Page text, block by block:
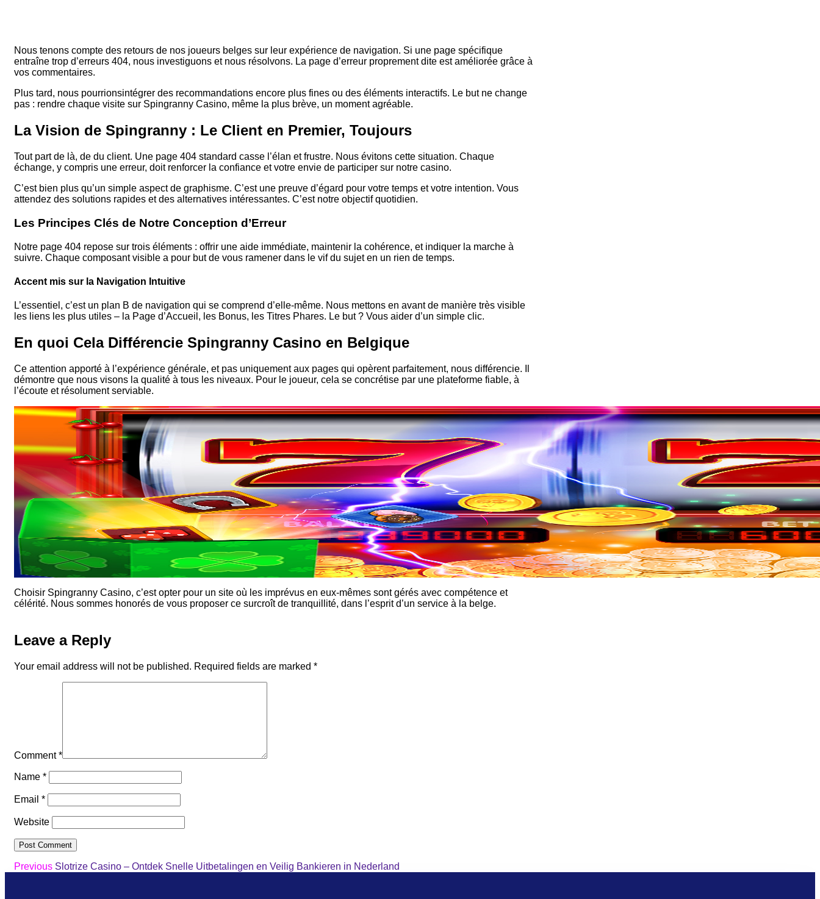
Nous tenons compte des retours de nos joueurs belges sur leur expérience de navigation. Si une page spécifique
entraîne trop d’erreurs 404, nous investiguons et nous résolvons. La page d’erreur proprement dite est améliorée grâce à
vos commentaires.
Plus tard, nous pourrionsintégrer des recommandations encore plus fines ou des éléments interactifs. Le but ne change
pas : rendre chaque visite sur Spingranny Casino, même la plus brève, un moment agréable.
La Vision de Spingranny : Le Client en Premier, Toujours
Tout part de là, de du client. Une page 404 standard casse l’élan et frustre. Nous évitons cette situation. Chaque
échange, y compris une erreur, doit renforcer la confiance et votre envie de participer sur notre casino.
C’est bien plus qu’un simple aspect de graphisme. C’est une preuve d’égard pour votre temps et votre intention. Vous
attendez des solutions rapides et des alternatives intéressantes. C’est notre objectif quotidien.
Les Principes Clés de Notre Conception d’Erreur
Notre page 404 repose sur trois éléments : offrir une aide immédiate, maintenir la cohérence, et indiquer la marche à
suivre. Chaque composant visible a pour but de vous ramener dans le vif du sujet en un rien de temps.
Accent mis sur la Navigation Intuitive
L’essentiel, c’est un plan B de navigation qui se comprend d’elle-même. Nous mettons en avant de manière très visible
les liens les plus utiles – la Page d’Accueil, les Bonus, les Titres Phares. Le but ? Vous aider d’un simple clic.
En quoi Cela Différencie Spingranny Casino en Belgique
Ce attention apporté à l’expérience générale, et pas uniquement aux pages qui opèrent parfaitement, nous différencie. Il
démontre que nous visons la qualité à tous les niveaux. Pour le joueur, cela se concrétise par une plateforme fiable, à
l’écoute et résolument serviable.
Choisir Spingranny Casino, c’est opter pour un site où les imprévus en eux-mêmes sont gérés avec compétence et
célérité. Nous sommes honorés de vous proposer ce surcroît de tranquillité, dans l’esprit d’un service à la belge.
Leave a Reply
Your email address will not be published. Required fields are marked *
Comment*
Name *
Email *
Website
Previous Slotrize Casino – Ontdek Snelle Uitbetalingen en Veilig Bankieren in Nederland